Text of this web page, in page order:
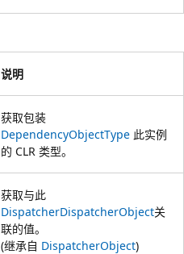
说明
获取包装
DependencyObjectType 此实例
的 CLR 类型。
获取与此
DispatcherDispatcherObject关
联的值。
(继承自 DispatcherObject)